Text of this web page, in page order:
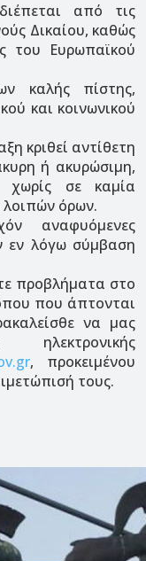
από τις
Δικαίου, καθώς
του Ευρωπαϊκού
καλής πίστης,
και κοινωνικού
κριθεί αντίθετη
ή ακυρώσιμη,
χωρίς σε καμία
λοιπών όρων.
αναφυόμενες
εν λόγω σύμβαση
προβλήματα στο
που άπτονται
να μας
, προκειμένου
τους.